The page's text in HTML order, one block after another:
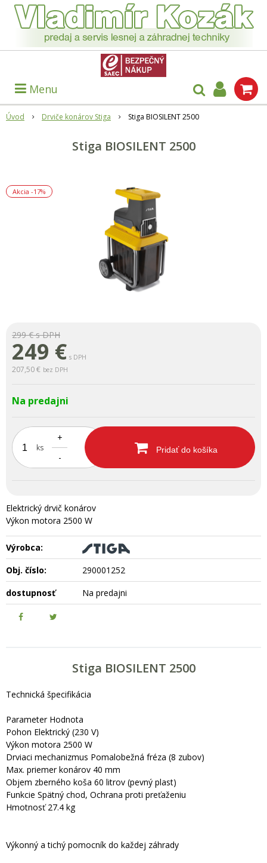
Menu
Úvod Drviče konárov Stiga Stiga BIOSILENT 2500
Stiga BIOSILENT 2500
Akcia -17%
299 €s DPH
249 € s DPH
207,50 € bez DPH
Na predajni
ks
+
-
Pridať do košíka
Elektrický drvič konárov
Výkon motora 2500 W
Výrobca:
Obj. číslo:
290001252
dostupnosť
Na predajni
Stiga BIOSILENT 2500
Technická špecifikácia
Parameter Hodnota
Pohon Elektrický (230 V)
Výkon motora 2500 W
Drviaci mechanizmus Pomalobežná fréza (8 zubov)
Max. priemer konárov 40 mm
Objem zberného koša 60 litrov (pevný plast)
Funkcie Spätný chod, Ochrana proti preťaženiu
Hmotnosť 27.4 kg
Výkonný a tichý pomocník do každej záhrady